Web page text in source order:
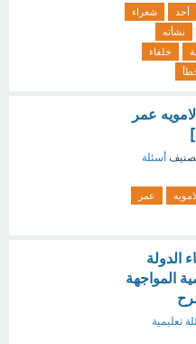
أحد
شعراء
نشأته
خلفاء
عمر
أسئلة
عمر
الدولة
المواجهة
تعليمية